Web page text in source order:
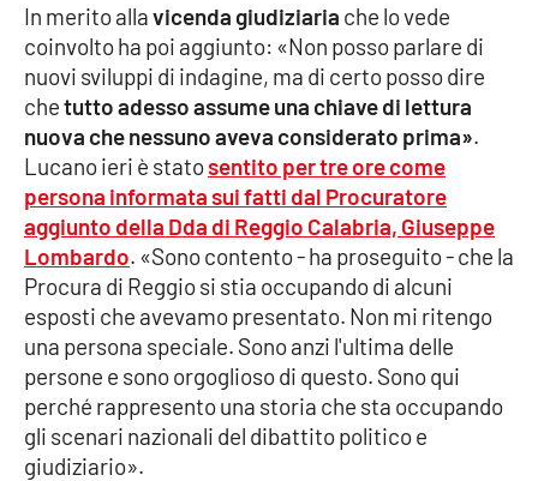
RUBRICHE
Good Morning Vietnam
Parchi Marini Calabria
Leggendo Alvaro insieme
Imprese Di Calabria
Le perfidie di Antonella Grippo
Venti di comunicazione
In merito allavicenda giudiziaria che lo vede
coinvolto ha poi aggiunto: «Non posso parlare di
nuovi sviluppi di indagine, ma di certo posso dire
chetutto adesso assume una chiave di lettura
nuova che nessuno aveva considerato prima».
Lucano ieri è statosentito per tre ore come
persona informata sui fatti dal Procuratore
aggiunto della Dda di Reggio Calabria, Giuseppe
Lombardo. «Sono contento - ha proseguito - che la
Procura di Reggio si stia occupando di alcuni
esposti che avevamo presentato. Non mi ritengo
una persona speciale. Sono anzi l'ultima delle
persone e sono orgoglioso di questo. Sono qui
perché rappresento una storia che sta occupando
gli scenari nazionali del dibattito politico e
giudiziario».